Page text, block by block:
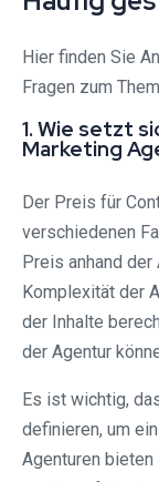
Hier finden Sie
Fragen zum
1. Wie setzt
Marketing
Der Preis für
verschiedenen
Preis anhand
Komplexität der
der Inhalte
der Agentur
Es ist wichtig,
definieren, um
Agenturen